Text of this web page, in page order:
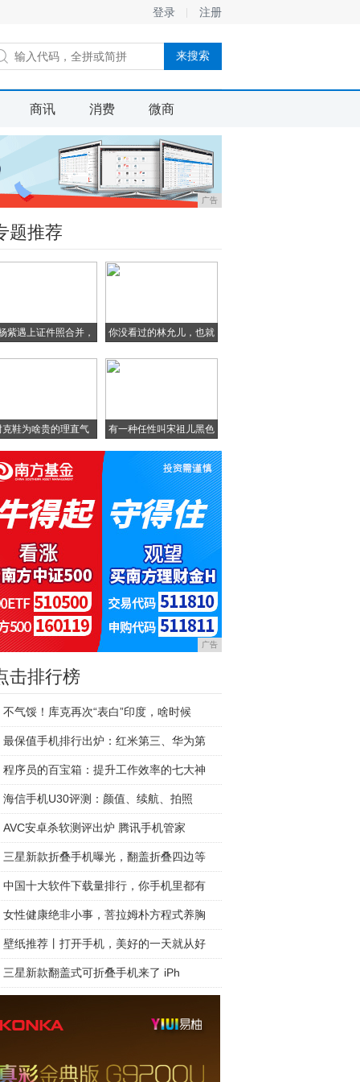
登录 注册
商讯 消费 微商
广告
题推荐
紫遇上证件照合并，
你没看过的林允儿，也就
克鞋为啥贵的理直气
壮？
有一种任性叫宋祖儿黑色
配
广告
击排行榜
不气馁！库克再次“表白”印度，啥时候
最保值手机排行出炉：红米第三、华为第
程序员的百宝箱：提升工作效率的七大神
海信手机U30评测：颜值、续航、拍照
AVC安卓杀软测评出炉 腾讯手机管家
三星新款折叠手机曝光，翻盖折叠四边等
中国十大软件下载量排行，你手机里都有
女性健康绝非小事，菩拉姆朴方程式养胸
壁纸推荐丨打开手机，美好的一天就从好
三星新款翻盖式可折叠手机来了 iPh